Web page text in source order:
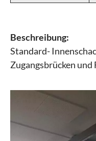
Beschreibung:
Standard-
Zugangsbrücken